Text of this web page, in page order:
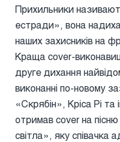
Прихильники
естради», вона
наших захисників на
Краща cover-
друге дихання
виконанні по-новому
«Скрябін», Кріса Рі та
отримав cover на
світла», яку співачка